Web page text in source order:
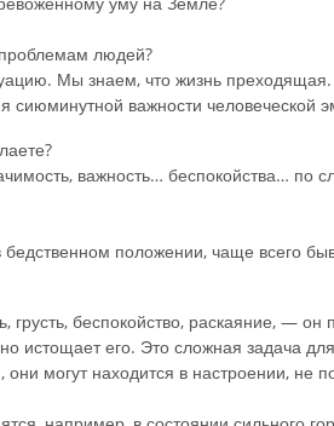
людей?
Мы знаем, что жизнь
сиюминутной важности человеческой
важность… беспокойства… по
положении, чаще всего
беспокойство, раскаяние, — он
истощает его. Это сложная задача
они могут находится в настроении, не